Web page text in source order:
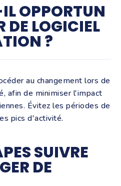
OPPORTUN
DE LOGICIEL
?
au changement lors de
afin de minimiser l'impact
Évitez les périodes de
pics d'activité.
SUIVRE
DE